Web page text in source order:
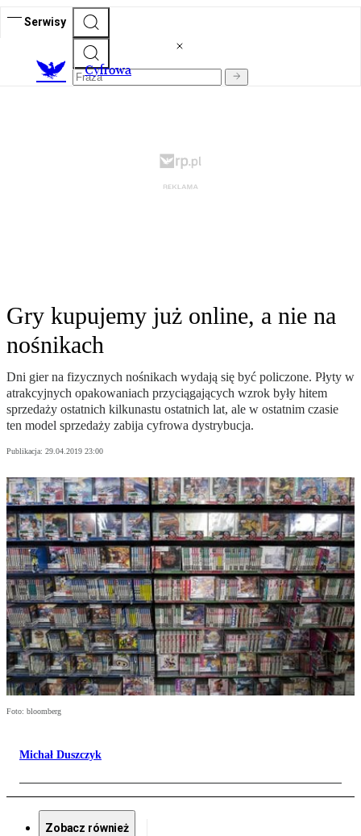
Serwisy
Cyfrowa
Gry kupujemy już online, a nie na
nośnikach
Dni gier na fizycznych nośnikach wydają się być policzone. Płyty w
atrakcyjnych opakowaniach przyciągających wzrok były hitem
sprzedaży ostatnich kilkunastu ostatnich lat, ale w ostatnim czasie
ten model sprzedaży zabija cyfrowa dystrybucja.
Publikacja: 29.04.2019 23:00
Foto: bloomberg
Michał Duszczyk
Zobacz również